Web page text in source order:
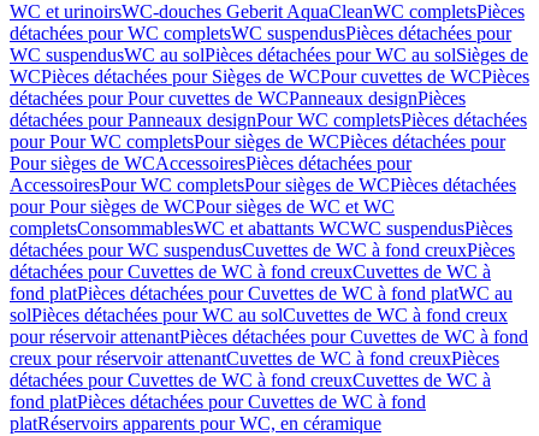
WC et urinoirsWC-douches Geberit AquaCleanWC completsPièces
détachées pour WC completsWC suspendusPièces détachées pour
WC suspendusWC au solPièces détachées pour WC au solSièges de
WCPièces détachées pour Sièges de WCPour cuvettes de WCPièces
détachées pour Pour cuvettes de WCPanneaux designPièces
détachées pour Panneaux designPour WC completsPièces détachées
pour Pour WC completsPour sièges de WCPièces détachées pour
Pour sièges de WCAccessoiresPièces détachées pour
AccessoiresPour WC completsPour sièges de WCPièces détachées
pour Pour sièges de WCPour sièges de WC et WC
completsConsommablesWC et abattants WCWC suspendusPièces
détachées pour WC suspendusCuvettes de WC à fond creuxPièces
détachées pour Cuvettes de WC à fond creuxCuvettes de WC à
fond platPièces détachées pour Cuvettes de WC à fond platWC au
solPièces détachées pour WC au solCuvettes de WC à fond creux
pour réservoir attenantPièces détachées pour Cuvettes de WC à fond
creux pour réservoir attenantCuvettes de WC à fond creuxPièces
détachées pour Cuvettes de WC à fond creuxCuvettes de WC à
fond platPièces détachées pour Cuvettes de WC à fond
platRéservoirs apparents pour WC, en céramique